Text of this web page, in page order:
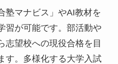
塾マナビス」やAI教材を
習が可能です。部活動や
志望校への現役合格を目
す。多様化する大学入試